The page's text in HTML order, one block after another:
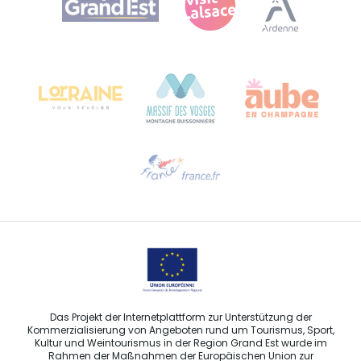
Bureau de Colmar (Hauptverwaltung)
Sprechen Sie uns per E-Mail an
Das Projekt der Internetplattform zur Unterstützung der
Kommerzialisierung von Angeboten rund um Tourismus, Sport,
Kultur und Weintourismus in der Region Grand Est wurde im
Rahmen der Maßnahmen der Europäischen Union zur